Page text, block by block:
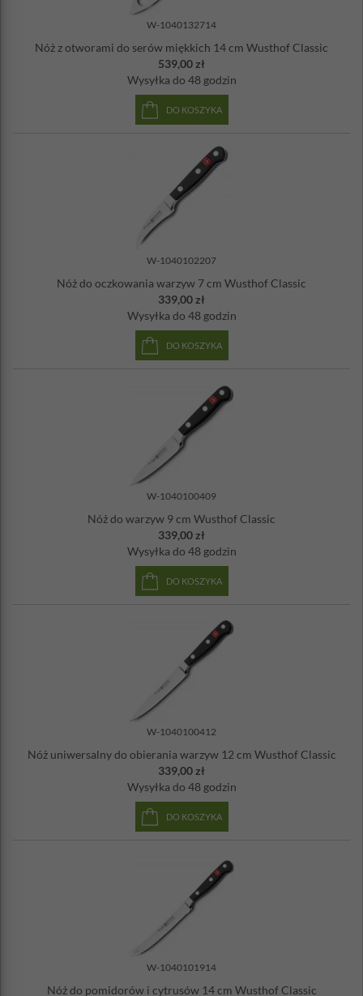
kute z jednego kawałka stali
molibdenowo-wanadowej X50CrMoV15 (stop
odpornością na korozję, twardością i odpornością na
uchwyt z materiału syntetycznego - polioksymetylenu
Twardość ostrzy: 58oHRC
Długość całkowita: 30,8 cm
Ostrzenie: PEtec, laserowe polerowanie
Nie można myć w zmywarce
W-1040132714
Nóż z otworami do serów miękkich 14 cm Wusthof Classic
539,00 zł
Wysyłka do 48 godzin
DO KOSZYKA
W-1040102207
Nóż do oczkowania warzyw 7 cm Wusthof Classic
339,00 zł
Wysyłka do 48 godzin
DO KOSZYKA
W-1040100409
Nóż do warzyw 9 cm Wusthof Classic
339,00 zł
Wysyłka do 48 godzin
DO KOSZYKA
W-1040100412
Nóż uniwersalny do obierania warzyw 12 cm Wusthof Classic
339,00 zł
Wysyłka do 48 godzin
DO KOSZYKA
W-1040101914
Nóż do pomidorów i cytrusów 14 cm Wusthof Classic